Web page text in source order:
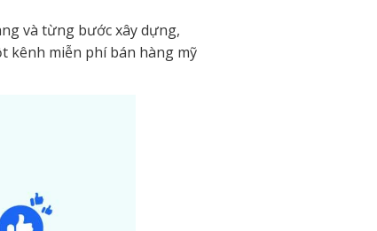
và từng bước xây dựng,
kênh miễn phí bán hàng mỹ